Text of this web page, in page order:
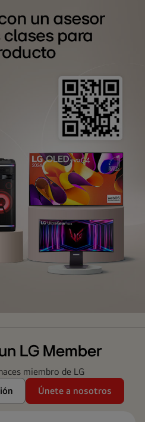
LG Member
miembro de LG
Únete a nosotros